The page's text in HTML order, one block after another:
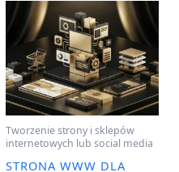
Tworzenie strony i sklepów
internetowych lub social media
STRONA WWW DLA